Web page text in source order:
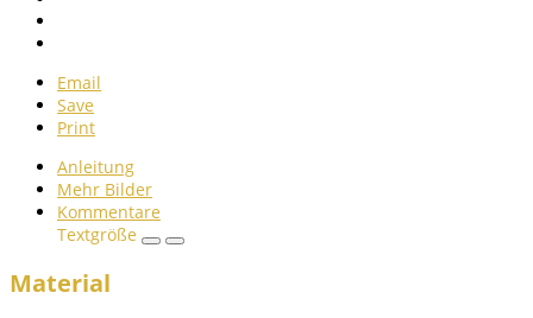
Email
Save
Print
Anleitung
Mehr Bilder
Kommentare
Textgröße
Material